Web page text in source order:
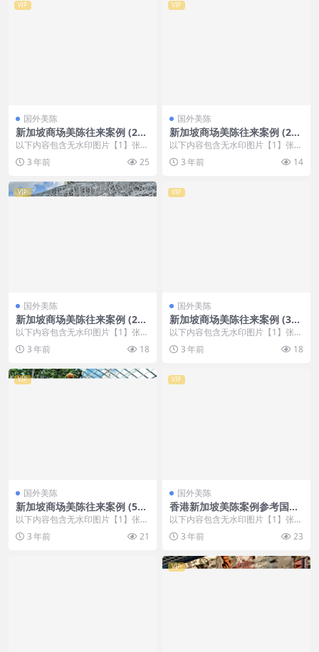
VIP
国外美陈
新加坡商场美陈往来案例 (249
6)烟台市壹企划
以下内容包含无水印图片【1】张
，开通会员无障碍浏览 开通VIP会
员 3 年前 25
VIP
国外美陈
新加坡商场美陈往来案例 (26
2)衡阳市美程制作
以下内容包含无水印图片【1】张
，开通会员无障碍浏览 开通VIP会
员 3 年前 14
VIP
国外美陈
新加坡商场美陈往来案例 (218
0)漳州市美陈方案
以下内容包含无水印图片【1】张
，开通会员无障碍浏览 开通VIP会
员 3 年前 18
VIP
国外美陈
新加坡商场美陈往来案例 (32
2)常州市美陈网
以下内容包含无水印图片【1】张
，开通会员无障碍浏览 开通VIP会
员 3 年前 18
VIP
国外美陈
新加坡商场美陈往来案例 (51
5)沈阳市DP点美陈
以下内容包含无水印图片【1】张
，开通会员无障碍浏览 开通VIP会
员 3 年前 21
VIP
国外美陈
香港新加坡美陈案例参考国外
美陈 (177)江门市美陈PPT
以下内容包含无水印图片【1】张
，开通会员无障碍浏览 开通VIP会
员 3 年前 23
VIP